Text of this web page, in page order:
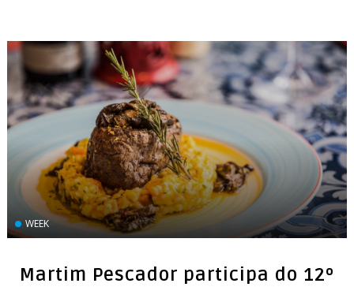
WEEK
Martim Pescador participa do 12º